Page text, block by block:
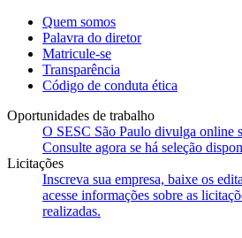
Quem somos
Palavra do diretor
Matricule-se
Transparência
Código de conduta ética
Oportunidades de trabalho
O SESC São Paulo divulga online
Consulte agora se há seleção
Licitações
Inscreva sua empresa, baixe os
acesse informações sobre as
realizadas.